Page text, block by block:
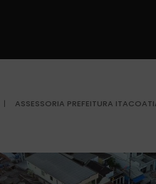
| ASSESSORIA PREFEITURA